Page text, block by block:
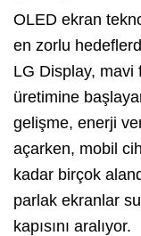
OLED ekran
en zorlu
LG Display, mavi
üretimine
gelişme, enerji
açarken, mobil
kadar birçok
parlak ekranlar
kapısını aralıyor.